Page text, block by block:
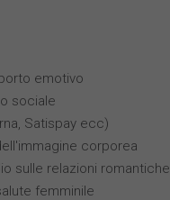
emotivo
sociale
Satispay ecc)
corporea
sulle relazioni romantiche
femminile